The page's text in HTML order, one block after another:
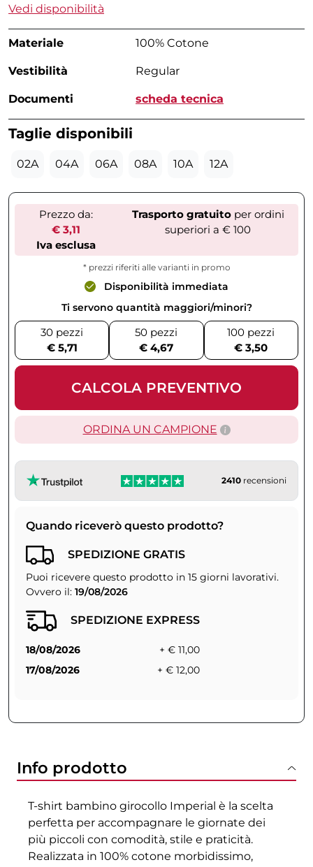
Vedi disponibilità
Materiale 100% Cotone
Vestibilità Regular
Documenti scheda tecnica
Taglie disponibili
02A 04A 06A 08A 10A 12A
Prezzo da:
€ 3,11
Iva esclusa
Trasporto gratuitoper ordini
superiori a € 100
* prezzi riferiti alle varianti in promo
Disponibilità immediata
Ti servono quantità maggiori/minori?
30 pezzi
€ 5,71
50 pezzi
€ 4,67
100 pezzi
€ 3,50
CALCOLA PREVENTIVO
ORDINA UN CAMPIONE
2410 recensioni
Quando riceverò questo prodotto?
SPEDIZIONE GRATIS
Puoi ricevere questo prodotto in 15 giorni lavorativi.
Ovvero il: 19/08/2026
SPEDIZIONE EXPRESS
18/08/2026
+ € 11,00
17/08/2026
+ € 12,00
Info prodotto
T-shirt bambino girocollo Imperial è la scelta
perfetta per accompagnare le giornate dei
più piccoli con comodità, stile e praticità.
Realizzata in 100% cotone morbidissimo,